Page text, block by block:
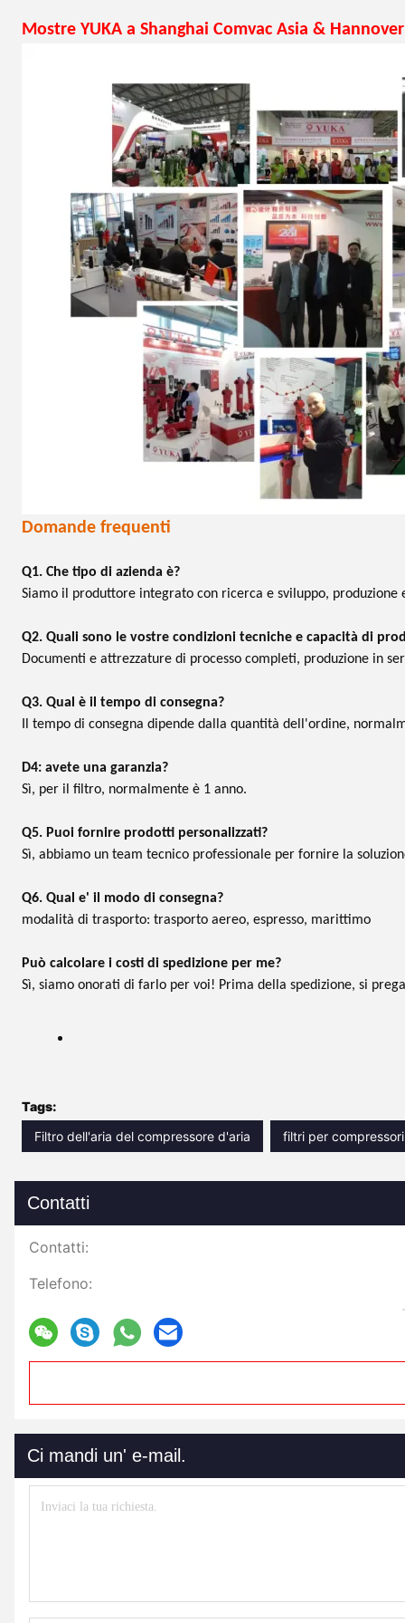
Mostre YUKA a Shanghai Comvac Asia &
Domande frequenti
Q1. Che tipo di azienda è?
Siamo il produttore integrato con ricerca e sviluppo, produzione
Q2. Quali sono le vostre condizioni tecniche e capacità di
Documenti e attrezzature di processo completi, produzione in
Q3. Qual è il tempo di consegna?
Il tempo di consegna dipende dalla quantità dell'ordine,
D4: avete una garanzia?
Sì, per il filtro, normalmente è 1 anno.
Q5. Puoi fornire prodotti personalizzati?
Sì, abbiamo un team tecnico professionale per fornire la
Q6. Qual e' il modo di consegna?
modalità di trasporto: trasporto aereo, espresso, marittimo
Può calcolare i costi di spedizione per me?
Sì, siamo onorati di farlo per voi! Prima della spedizione, si
Tags:
Filtro dell'aria del compressore d'aria
filtri per
Contatti
Contatti:
Telefono:
Ci mandi un' e-mail.